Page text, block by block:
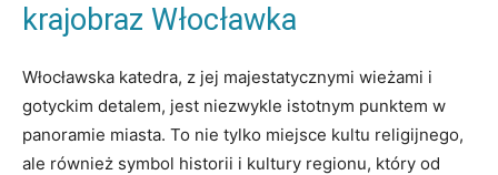
krajobraz Włocławka
Włocławska katedra, ​z jej majestatycznymi wieżami ​i
gotyckim detalem, jest niezwykle istotnym ‌punktem‌ w
panoramie ​miasta. ⁤To nie tylko​ miejsce kultu religijnego,
ale ​również symbol historii i kultury regionu,​ który​ od